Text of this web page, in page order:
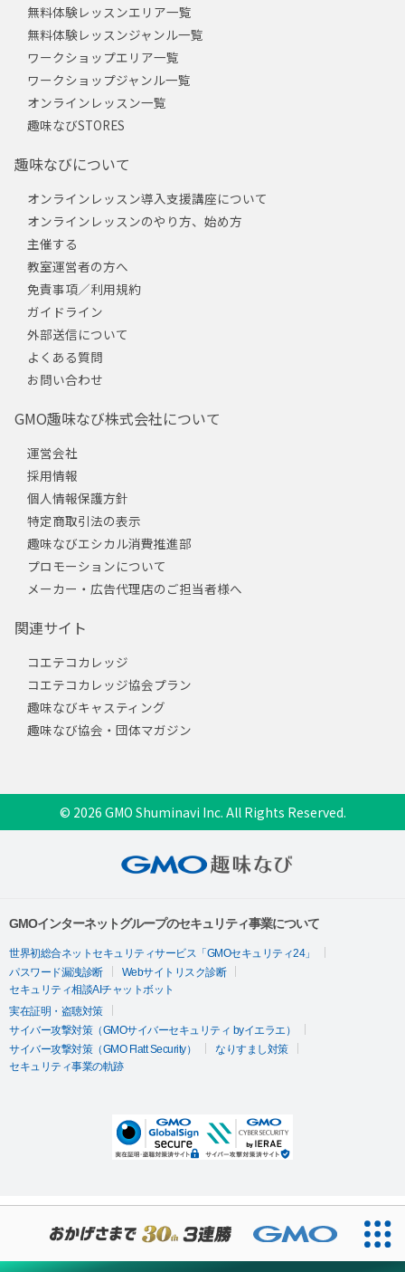
無料体験レッスンエリア一覧
無料体験レッスンジャンル一覧
ワークショップエリア一覧
ワークショップジャンル一覧
オンラインレッスン一覧
趣味なびSTORES
趣味なびについて
オンラインレッスン導入支援講座について
オンラインレッスンのやり方、始め方
主催する
教室運営者の方へ
免責事項／利用規約
ガイドライン
外部送信について
よくある質問
お問い合わせ
GMO趣味なび株式会社について
運営会社
採用情報
個人情報保護方針
特定商取引法の表示
趣味なびエシカル消費推進部
プロモーションについて
メーカー・広告代理店のご担当者様へ
関連サイト
コエテコカレッジ
コエテコカレッジ協会プラン
趣味なびキャスティング
趣味なび協会・団体マガジン
© 2026 GMO Shuminavi Inc. All Rights Reserved.